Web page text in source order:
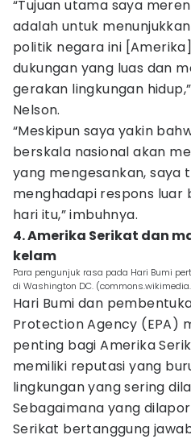
“Tujuan utama saya
adalah untuk
politik negara ini
dukungan yang luas dan
gerakan lingkungan
Nelson.
“Meskipun saya yakin
berskala nasional akan
yang mengesankan, saya
menghadapi respons luar
hari itu,” imbuhnya.
4. Amerika Serikat dan
kelam
Para pengunjuk rasa pada Hari Bumi
di Washington DC.
Hari Bumi dan
Protection Agency (EPA)
penting bagi Amerika
memiliki reputasi yang
lingkungan yang sering
Sebagaimana yang
Serikat bertanggung